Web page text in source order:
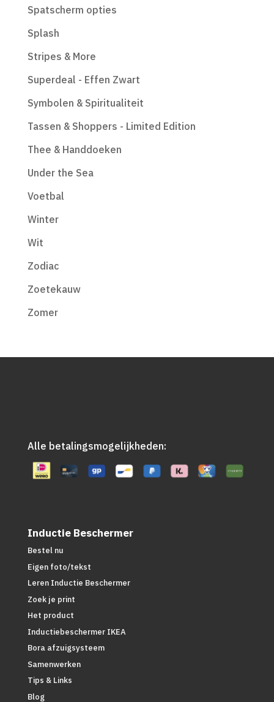
Spatscherm opties
Splash
Stripes & More
Superdeal - Effen Zwart
Symbolen & Spiritualiteit
Tassen & Shoppers - Limited Edition
Thee & Handdoeken
Under the Sea
Voetbal
Winter
Wit
Zodiac
Zoetekauw
Zomer
Alle betalingsmogelijkheden:
Inductie Beschermer
Bestel nu
Eigen foto/tekst
Leren Inductie Beschermer
Zoek je print
Het product
Inductiebeschermer IKEA
Bora afzuigsysteem
Samenwerken
Tips & Links
Blog